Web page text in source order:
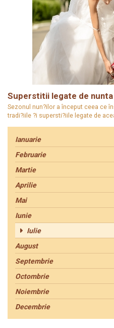
Superstitii legate de nunta
Sezonul nun?ilor a început ceea ce
tradi?iile ?i supersti?iile legate de
Ianuarie
Februarie
Martie
Aprilie
Mai
Iunie
Iulie
August
Septembrie
Octombrie
Noiembrie
Decembrie